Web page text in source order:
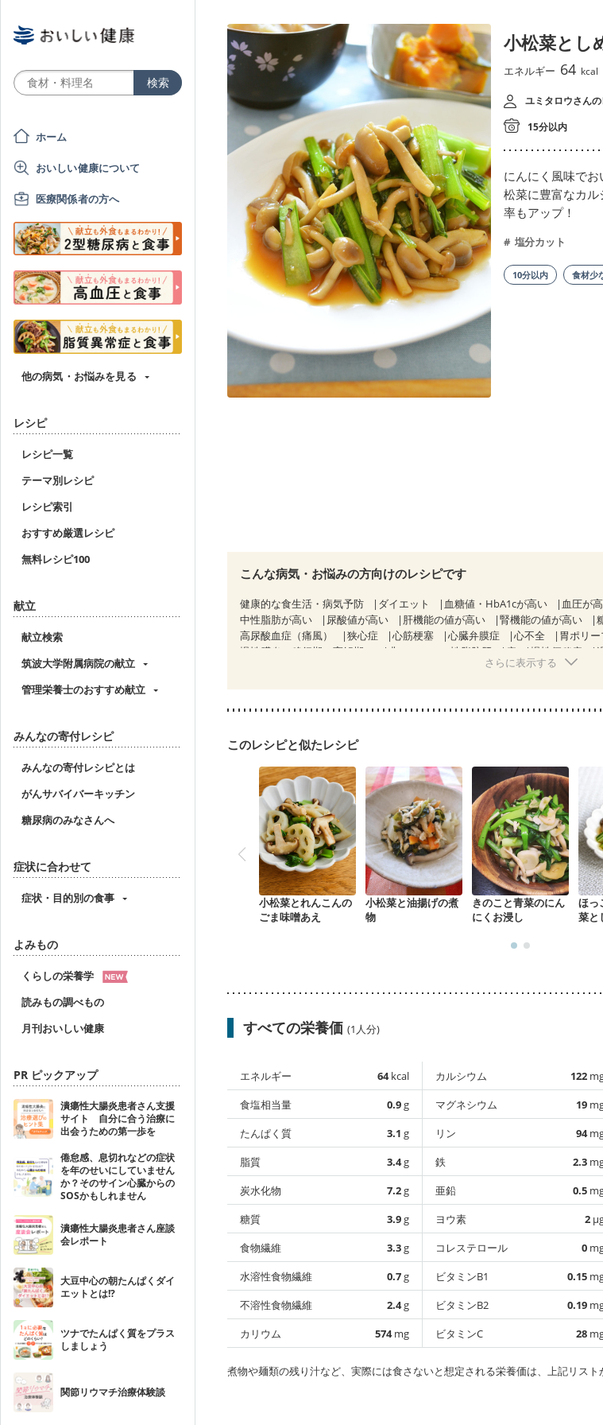
ホーム
おいしい健康について
医療関係者の方へ
他の病気・お悩みを見る
レシピ
レシピ一覧
テーマ別レシピ
レシピ索引
おすすめ厳選レシピ
無料レシピ100
献立
献立検索
筑波大学附属病院の献立
管理栄養士のおすすめ献立
みんなの寄付レシピ
みんなの寄付レシピとは
がんサバイバーキッチン
糖尿病のみなさんへ
症状に合わせて
症状・目的別の食事
よみもの
くらしの栄養学
読みもの調べもの
月刊おいしい健康
PR ピックアップ
潰瘍性大腸炎患者さん支援
サイト 自分に合う治療に
出会うための第一歩を
倦怠感、息切れなどの症状
を年のせいにしていません
か？そのサイン心臓からの
SOSかもしれません
潰瘍性大腸炎患者さん座談
会レポート
大豆中心の朝たんぱくダイ
エットとは!?
ツナでたんぱく質をプラス
しましょう
関節リウマチ治療体験談
小松菜とし
エネルギー 64 kcal
ユミタロウさん
15分以内
にんにく風味で
松菜に豊富なカ
率もアップ！
塩分カット
10分以内 食材少
こんな病気・お悩みの方向けのレシピです
健康的な食生活・病気予防 ダイエット 血糖値・HbA1cが高い 血圧が
中性脂肪が高い
尿酸値が高い 肝機能の値が高い 腎機能の値が高い
高尿酸血症（痛風）
狭心症 心筋梗塞 心臓弁膜症 心不全 胃ポリ
慢性膵炎（移行期・寛解期）
非アルコール性脂肪肝 痔 慢性便秘症
糖尿病性腎症（第２期）
妊婦健診・体重増加が気になる（初期）
妊婦健診・血圧が気になる（初期
産後（ミルク）
骨折
さらに表示する
このレシピと似たレシピ
小松菜とれんこんの
ごま味噌あえ
小松菜と油揚げの煮
物
きのこと青菜のにん
にくお浸し
ほっ
菜と
すべての栄養価 (1人分)
エネルギー 64kcal
食塩相当量
0.9g
たんぱく質
3.1 g
脂質
3.4g
炭水化物
7.2g
糖質
3.9g
食物繊維
3.3g
水溶性食物繊維
0.7g
不溶性食物繊維
2.4g
カリウム
574mg
カルシウム 122
マグネシウム
19
リン
94
鉄
2.3
亜鉛
0.5
ヨウ素
2
コレステロール
0
ビタミンB1
0.15
ビタミンB2
0.19
ビタミンC
28
煮物や麺類の残り汁など、実際には食さないと想定される栄養価は、上記リスト